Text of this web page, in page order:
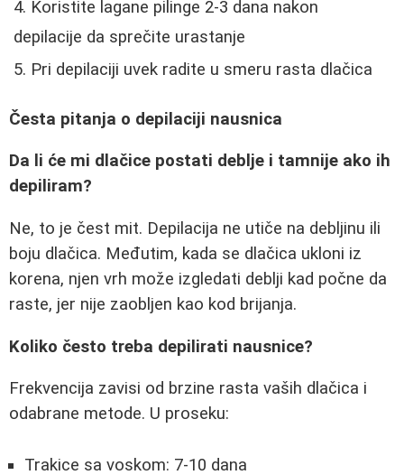
Koristite lagane pilinge 2-3 dana nakon
depilacije da sprečite urastanje
Pri depilaciji uvek radite u smeru rasta dlačica
Česta pitanja o depilaciji nausnica
Da li će mi dlačice postati deblje i tamnije ako ih
depiliram?
Ne, to je čest mit. Depilacija ne utiče na debljinu ili
boju dlačica. Međutim, kada se dlačica ukloni iz
korena, njen vrh može izgledati deblji kad počne da
raste, jer nije zaobljen kao kod brijanja.
Koliko često treba depilirati nausnice?
Frekvencija zavisi od brzine rasta vaših dlačica i
odabrane metode. U proseku:
Trakice sa voskom: 7-10 dana